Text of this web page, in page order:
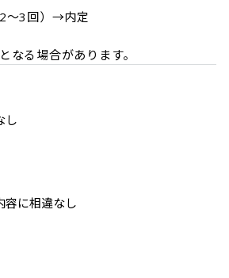
～3回）→内定
る場合があります。
し
に相違なし